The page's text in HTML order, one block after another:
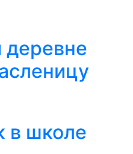
деревне
в школе